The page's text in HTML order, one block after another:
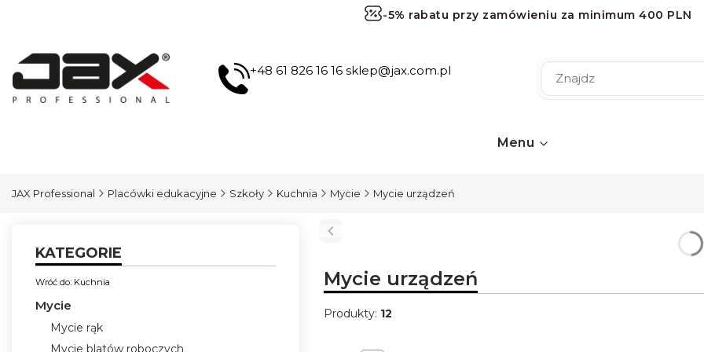
-5% rabatu przy zamówieniu za minimum 400 PLN
-15% rabatu przy zamówieniu za minimum 2000 PLN
Darmowa dostawa przy zamówieniu za minimum 120
+48 61 826 16 16 sklep@jax.com.pl
Menu
JAX Professional Placówki edukacyjne Szkoły Kuchnia Mycie Mycie urządzeń
KATEGORIE
Wróć do: Kuchnia
Mycie
Mycie rąk
Mycie blatów roboczych
Mycie urządzeń
Produkty: 12